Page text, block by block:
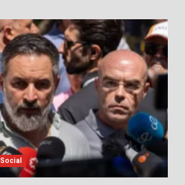
Social